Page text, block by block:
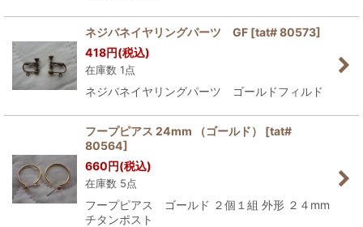
ネジバネイヤリングパーツ GF [tat# 80573]
418円(税込)
在庫数 1点
ネジバネイヤリングパーツ ゴールドフィルド
フープピアス 24mm （ゴールド） [tat#
80564]
660円(税込)
在庫数 5点
フープピアス ゴールド ２個１組 外形 ２４mm
チタンポスト